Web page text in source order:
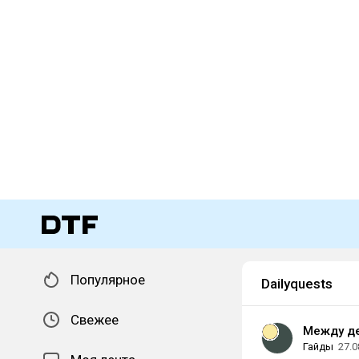
Популярное
Свежее
Dailyquests
Между
Гайды